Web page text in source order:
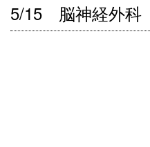
5/15 脳神経外科